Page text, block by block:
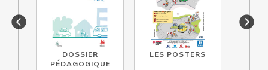
DOSSIER
PÉDAGOGIQUE
LES POSTERS